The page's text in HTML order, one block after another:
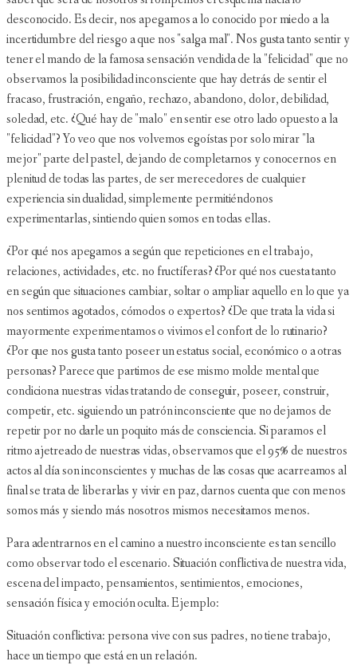
desconocido. Es decir, nos apegamos a lo conocido por miedo a la
incertidumbre del riesgo a que nos "salga mal". Nos gusta tanto sentir y
tener el mando de la famosa sensación vendida de la "felicidad" que no
observamos la posibilidad inconsciente que hay detrás de sentir el
fracaso, frustración, engaño, rechazo, abandono, dolor, debilidad,
soledad, etc. ¿Qué hay de "malo" en sentir ese otro lado opuesto a la
"felicidad"? Yo veo que nos volvemos egoístas por solo mirar "la
mejor" parte del pastel, dejando de completarnos y conocernos en
plenitud de todas las partes, de ser merecedores de cualquier
experiencia sin dualidad, simplemente permitiéndonos
experimentarlas, sintiendo quien somos en todas ellas.
¿Por qué nos apegamos a según que repeticiones en el trabajo,
relaciones, actividades, etc. no fructíferas? ¿Por qué nos cuesta tanto
en según que situaciones cambiar, soltar o ampliar aquello en lo que ya
nos sentimos agotados, cómodos o expertos? ¿De que trata la vida si
mayormente experimentamos o vivimos el confort de lo rutinario?
¿Por que nos gusta tanto poseer un estatus social, económico o a otras
personas? Parece que partimos de ese mismo molde mental que
condiciona nuestras vidas tratando de conseguir, poseer, construir,
competir, etc. siguiendo un patrón inconsciente que no dejamos de
repetir por no darle un poquito más de consciencia. Si paramos el
ritmo ajetreado de nuestras vidas, observamos que el 95% de nuestros
actos al día son inconscientes y muchas de las cosas que acarreamos al
final se trata de liberarlas y vivir en paz, darnos cuenta que con menos
somos más y siendo más nosotros mismos necesitamos menos.
Para adentrarnos en el camino a nuestro inconsciente es tan sencillo
como observar todo el escenario. Situación conflictiva de nuestra vida,
escena del impacto, pensamientos, sentimientos, emociones,
sensación física y emoción oculta. Ejemplo:
Situación conflictiva: persona vive con sus padres, no tiene trabajo,
hace un tiempo que está en un relación.